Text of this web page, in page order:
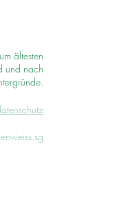
ältesten
und nach
atenschutz